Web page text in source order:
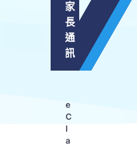
家
長
通
訊
e
C
l
a